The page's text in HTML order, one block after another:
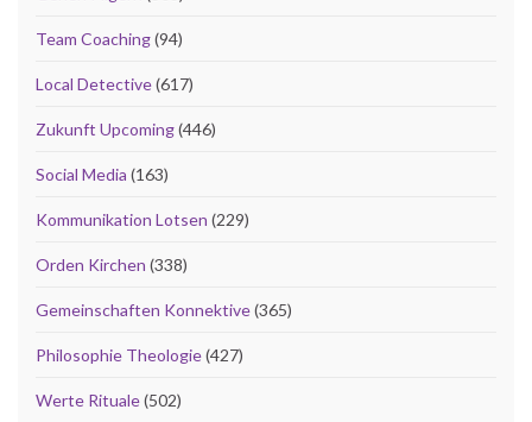
Team Coaching(94)
Local Detective(617)
Zukunft Upcoming(446)
Social Media (163)
Kommunikation Lotsen (229)
Orden Kirchen (338)
Gemeinschaften Konnektive(365)
Philosophie Theologie(427)
Werte Rituale(502)